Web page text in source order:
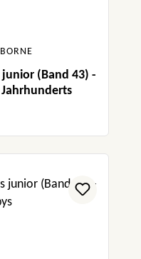
junior (Band 43) -